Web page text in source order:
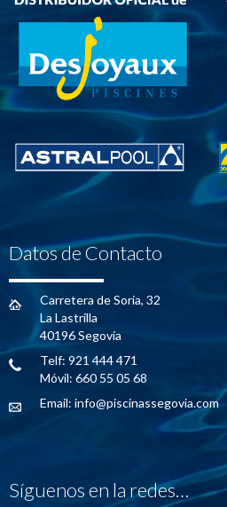
Datos de Contacto
Carretera de Soria, 32
La Lastrilla
40196 Segovia
Telf: 921 444 471
Móvil: 660 55 05 68
Email: info@piscinassegovia.com
Síguenos en la redes…